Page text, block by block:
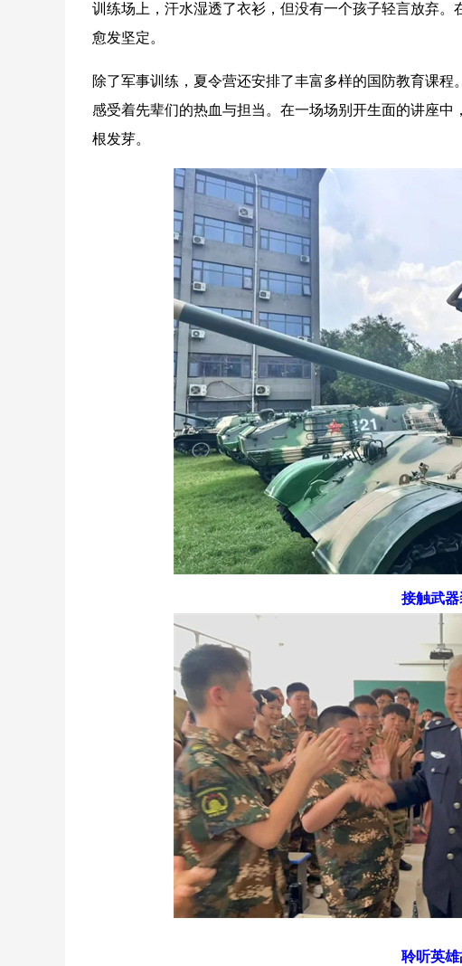
训练场上，汗水湿透了衣衫，但没有一个孩子轻言放弃
愈发坚定。
除了军事训练，夏令营还安排了丰富多样的国防教育课程
感受着先辈们的热血与担当。在一场场别开生面的讲座
根发芽。
接触武
聆听英